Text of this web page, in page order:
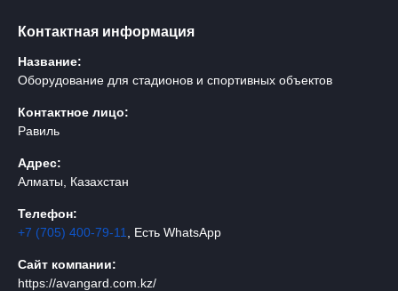
Контактная информация
Название:
Оборудование для стадионов и спортивных объектов
Контактное лицо:
Равиль
Адрес:
Алматы, Казахстан
Телефон:
+7 (705) 400-79-11
, Есть WhatsApp
Сайт компании:
https://avangard.com.kz/